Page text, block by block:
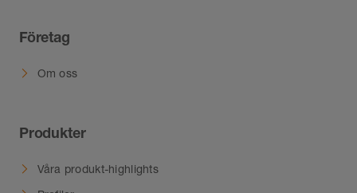
Företag
Om oss
Produkter
Våra produkt-highlights